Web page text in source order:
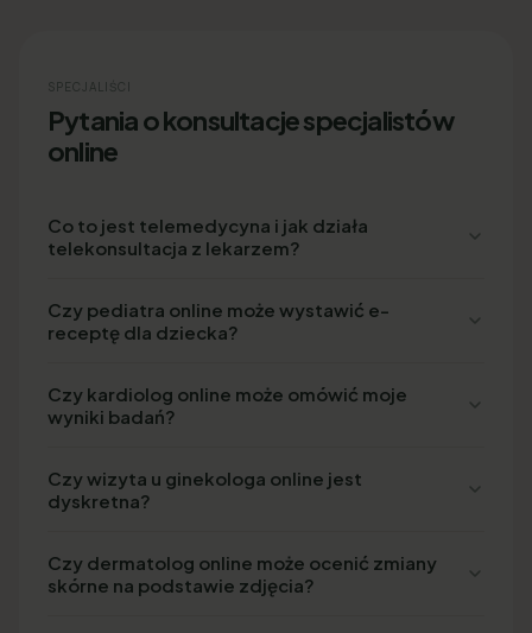
SPECJALIŚCI
Pytania o konsultacje specjalistów
online
Co to jest telemedycyna i jak działa
telekonsultacja z lekarzem?
Czy pediatra online może wystawić e-
receptę dla dziecka?
Czy kardiolog online może omówić moje
wyniki badań?
Czy wizyta u ginekologa online jest
dyskretna?
Czy dermatolog online może ocenić zmiany
skórne na podstawie zdjęcia?